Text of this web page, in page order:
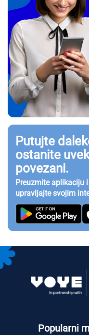
Putujte
ostanite uvek
povezani.
Preuzmite aplikaciju
upravljajte svojim
Popularni